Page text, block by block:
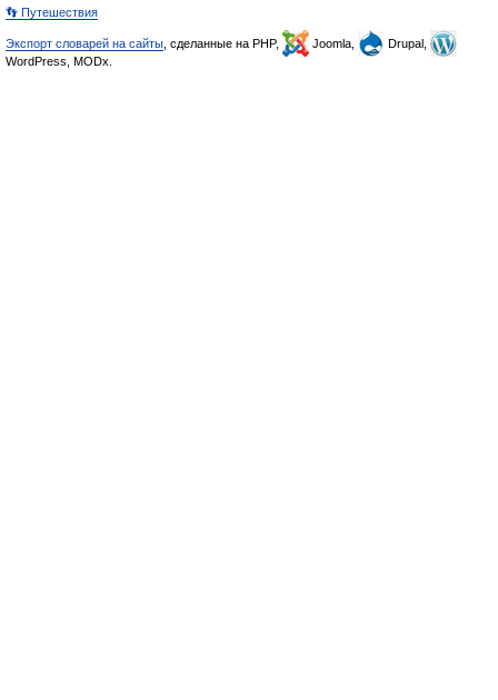
👣 Путешествия
Экспорт словарей на сайты , сделанные на PHP, Joomla,
Drupal,
WordPress, MODx.